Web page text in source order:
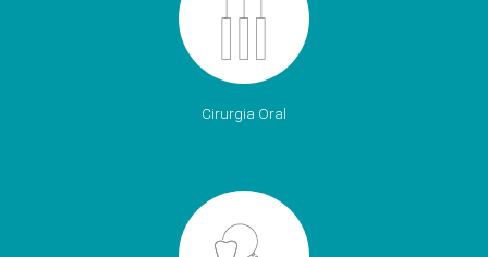
Cirurgia Oral